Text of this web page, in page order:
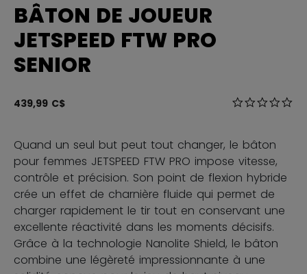
BÂTON DE JOUEUR
JETSPEED FTW PRO
SENIOR
439,99 C$ 4,1 sur 5
Quand un seul but peut tout changer, le bâton
pour femmes JETSPEED FTW PRO impose vitesse,
contrôle et précision. Son point de flexion hybride
crée un effet de charnière fluide qui permet de
charger rapidement le tir tout en conservant une
excellente réactivité dans les moments décisifs.
Grâce à la technologie Nanolite Shield, le bâton
combine une légèreté impressionnante à une